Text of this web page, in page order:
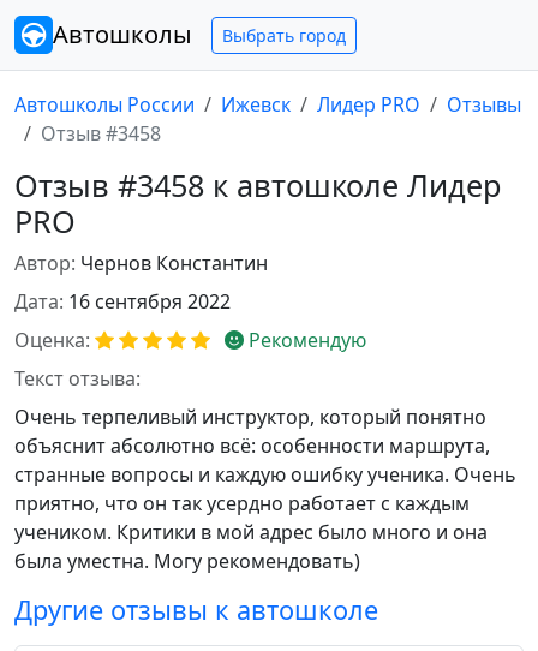
Автошколы Выбрать город
Автошколы России Ижевск Лидер PRO
Отзывы
Отзыв #3458
Отзыв #3458 к автошколе Лидер
PRO
Автор: Чернов Константин
Дата: 16 сентября 2022
Оценка:
Рекомендую
Текст отзыва:
Очень терпеливый инструктор, который понятно
объяснит абсолютно всё: особенности маршрута,
странные вопросы и каждую ошибку ученика. Очень
приятно, что он так усердно работает с каждым
учеником. Критики в мой адрес было много и она
была уместна. Могу рекомендовать)
Другие отзывы к автошколе